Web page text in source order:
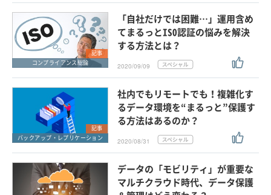
記事
コンプライアンス総論
「自社だけでは困難…」運用含め
てまるっとISO認証の悩みを解決
する方法とは？
2020/09/09
記事
バックアップ・レプリケーション
社内でもリモートでも！複雑化す
るデータ環境を“まるっと”保護す
る方法はあるのか？
2020/08/31
データの「モビリティ」が重要な
マルチクラウド時代、データ保護